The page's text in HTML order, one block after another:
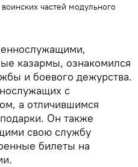
частей модульного
казармы, ознакомился
и боевого дежурства.
с
а отличившимся
Он также
свою службу
билеты на